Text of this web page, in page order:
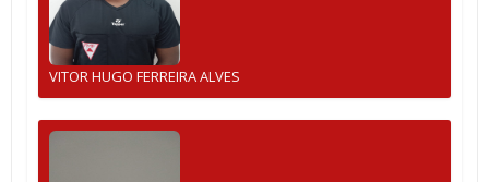
VITOR HUGO FERREIRA ALVES